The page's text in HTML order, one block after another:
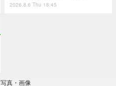
2026.8.6 Thu 18:45
写真・画像